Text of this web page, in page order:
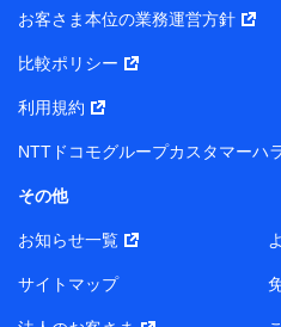
当社または株式会社NTTドコ
の個人データ
基本情報
性、連絡先、dポイントサービ
所、dポイント残高、dポイント
当社または株式会社NTTドコモ
報。例として、当社または株式
お客さま本位の業務運営方針
比較ポリシー
利用規約
NTTドコモグループカスタマーハ
その他
お知らせ一覧
サイトマップ